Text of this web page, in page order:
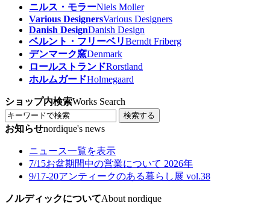
ニルス・モラーNiels Moller
Various DesignersVarious Designers
Danish DesignDanish Design
ベルント・フリーベリBerndt Friberg
デンマーク窯Denmark
ロールストランドRorstland
ホルムガードHolmegaard
ショップ内検索Works Search
検索する
お知らせnordique's news
ニュース一覧を表示
7/15お盆期間中の営業について 2026年
9/17-20アンティークのある暮らし展 vol.38
ノルディックについてAbout nordique